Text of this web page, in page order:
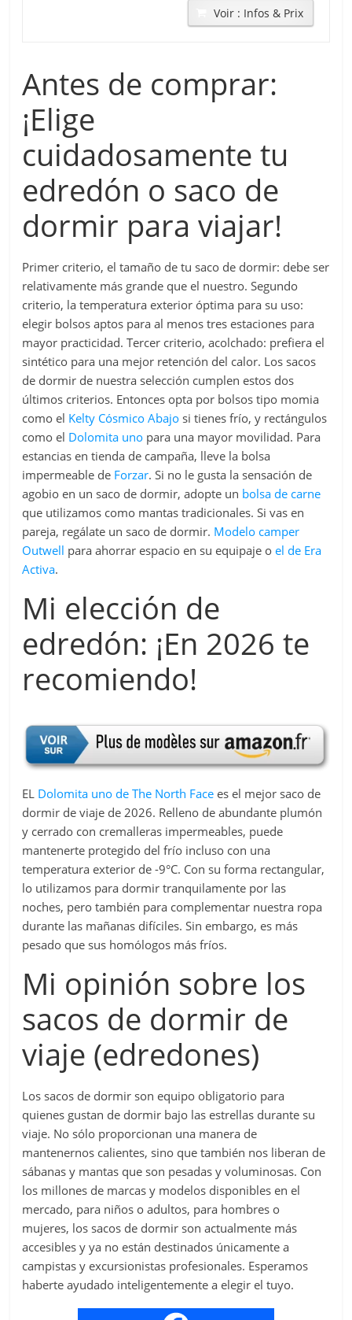
Voir : Infos & Prix
Antes de comprar:
¡Elige
cuidadosamente tu
edredón o saco de
dormir para viajar!
Primer criterio, el tamaño de tu saco de dormir: debe ser
relativamente más grande que el nuestro. Segundo
criterio, la temperatura exterior óptima para su uso:
elegir bolsos aptos para al menos tres estaciones para
mayor practicidad. Tercer criterio, acolchado: prefiera el
sintético para una mejor retención del calor. Los sacos
de dormir de nuestra selección cumplen estos dos
últimos criterios. Entonces opta por bolsos tipo momia
como el Kelty Cósmico Abajo si tienes frío, y rectángulos
como el Dolomita uno para una mayor movilidad. Para
estancias en tienda de campaña, lleve la bolsa
impermeable de Forzar. Si no le gusta la sensación de
agobio en un saco de dormir, adopte un bolsa de carne
que utilizamos como mantas tradicionales. Si vas en
pareja, regálate un saco de dormir. Modelo camper
Outwell para ahorrar espacio en su equipaje oel de Era
Activa.
Mi elección de
edredón: ¡En 2026 te
recomiendo!
EL Dolomita uno de The North Face es el mejor saco de
dormir de viaje de 2026. Relleno de abundante plumón
y cerrado con cremalleras impermeables, puede
mantenerte protegido del frío incluso con una
temperatura exterior de -9°C. Con su forma rectangular,
lo utilizamos para dormir tranquilamente por las
noches, pero también para complementar nuestra ropa
durante las mañanas difíciles. Sin embargo, es más
pesado que sus homólogos más fríos.
Mi opinión sobre los
sacos de dormir de
viaje (edredones)
Los sacos de dormir son equipo obligatorio para
quienes gustan de dormir bajo las estrellas durante su
viaje. No sólo proporcionan una manera de
mantenernos calientes, sino que también nos liberan de
sábanas y mantas que son pesadas y voluminosas. Con
los millones de marcas y modelos disponibles en el
mercado, para niños o adultos, para hombres o
mujeres, los sacos de dormir son actualmente más
accesibles y ya no están destinados únicamente a
campistas y excursionistas profesionales. Esperamos
haberte ayudado inteligentemente a elegir el tuyo.